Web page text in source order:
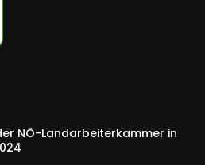
NÖ-Landarbeiterkammer in